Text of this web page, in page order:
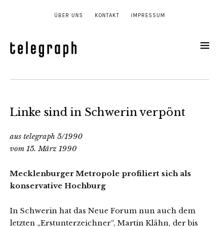
ÜBER UNS KONTAKT IMPRESSUM
Linke sind in Schwerin verpönt
aus telegraph 5/1990
vom 15. März 1990
Mecklenburger Metropole profiliert sich als
konservative Hochburg
In Schwerin hat das Neue Forum nun auch dem
letzten „Erstunterzeich­ner“, Martin Klähn, der bis